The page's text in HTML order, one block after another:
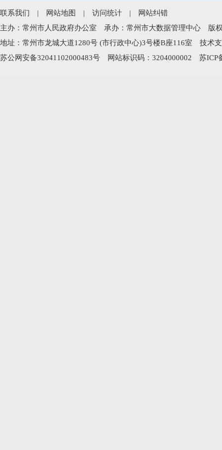
联系我们 | 网站地图 | 访问统计 |
网站纠错
主办：常州市人民政府办公室 承办：常州市大数据管理中心 版
地址：常州市龙城大道1280号 (市行政中心)3号楼B座116室 技术
苏公网安备32041102000483号 网站标识码：3204000002 苏ICP